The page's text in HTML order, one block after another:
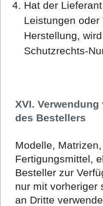
Hat der
Leistungen
Herstellung,
Schutzrechts-
XVI.
des Bestellers
Modelle,
Fertigungsmittel,
Besteller zur
nur mit vorheriger
an Dritte